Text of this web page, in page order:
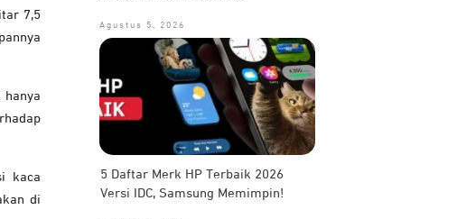
7,5
hanya
kaca
di
Agustus 5, 2026
5 Daftar Merk HP Terbaik 2026
Versi IDC, Samsung Memimpin!